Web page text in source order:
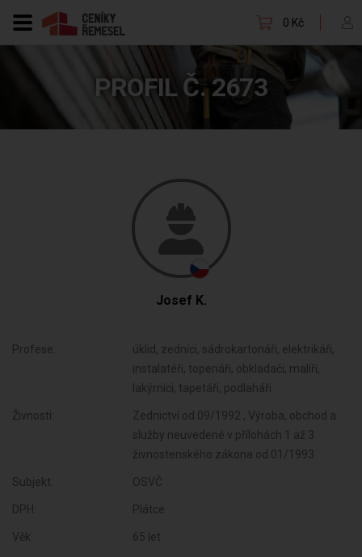
0 Kč
PROFIL Č. 2673
Josef K.
Profese:
úklid, zedníci, sádrokartonáři, elektrikáři,
instalatéři, topenáři, obkladači, malíři,
lakýrníci, tapetáři, podlaháři
Živnosti:
Zednictví od 09/1992 , Výroba, obchod a
služby neuvedené v přílohách 1 až 3
živnostenského zákona od 01/1993
Subjekt: OSVČ
DPH: Plátce
Věk: 65 let